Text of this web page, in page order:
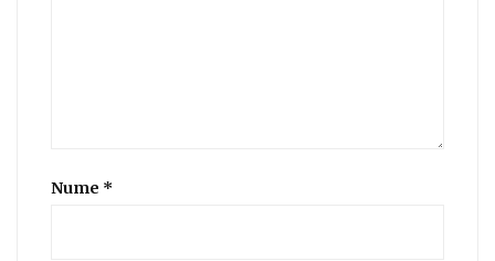
Nume *